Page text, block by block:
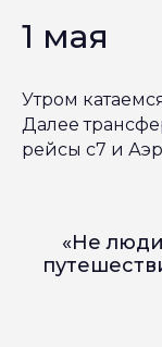
1 мая
Утром
Далее
рейсы с7 и
«Не